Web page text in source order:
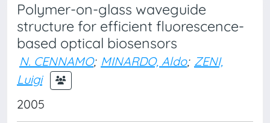
Polymer-on-glass waveguide
structure for efficient fluorescence-
based optical biosensors
N. CENNAMO; MINARDO, Aldo; ZENI,
Luigi
2005